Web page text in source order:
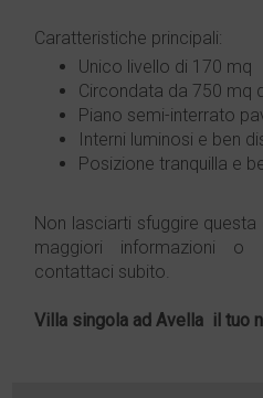
Caratteristiche principali:
Unico livello di 170 mq
Circondata da 750 mq
Piano semi-interrato
Interni luminosi e ben
Posizione tranquilla e
Non lasciarti sfuggire
maggiori informazioni
contattaci subito.
Villa singola adAvella  il